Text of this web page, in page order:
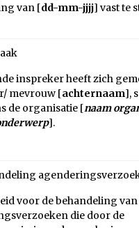
van [dd-mm-jjjj] vast te
inspreker heeft zich
mevrouw [achternaam],
de organisatie [naam
].
voor de behandeling van
die door de